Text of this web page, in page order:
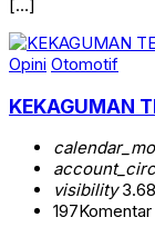
[…]
Opini Otomotif
KEKAGUMAN
visibility
197Komentar